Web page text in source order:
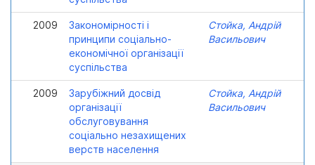
2009
Закономірності і
принципи соціально-
економічної організації
суспільства
Стойка, Андрій
Васильович
2009
Зарубіжний досвід
організації
обслуговування
соціально незахищених
верств населення
Стойка, Андрій
Васильович